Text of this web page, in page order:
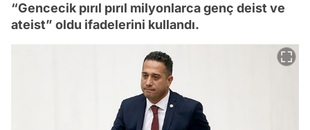
“Gencecik pırıl pırıl milyonlarca genç deist ve
ateist” oldu ifadelerini kullandı.